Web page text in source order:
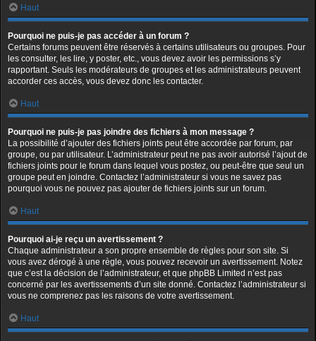
Haut
Pourquoi ne puis-je pas accéder à un forum ?
Certains forums peuvent être réservés à certains utilisateurs ou groupes. Pour
les consulter, les lire, y poster, etc., vous devez avoir les permissions s’y
rapportant. Seuls les modérateurs de groupes et les administrateurs peuvent
accorder ces accès, vous devez donc les contacter.
Haut
Pourquoi ne puis-je pas joindre des fichiers à mon message ?
La possibilité d’ajouter des fichiers joints peut être accordée par forum, par
groupe, ou par utilisateur. L’administrateur peut ne pas avoir autorisé l’ajout de
fichiers joints pour le forum dans lequel vous postez, ou peut-être que seul un
groupe peut en joindre. Contactez l’administrateur si vous ne savez pas
pourquoi vous ne pouvez pas ajouter de fichiers joints sur un forum.
Haut
Pourquoi ai-je reçu un avertissement ?
Chaque administrateur a son propre ensemble de règles pour son site. Si
vous avez dérogé à une règle, vous pouvez recevoir un avertissement. Notez
que c’est la décision de l’administrateur, et que phpBB Limited n’est pas
concerné par les avertissements d’un site donné. Contactez l’administrateur si
vous ne comprenez pas les raisons de votre avertissement.
Haut